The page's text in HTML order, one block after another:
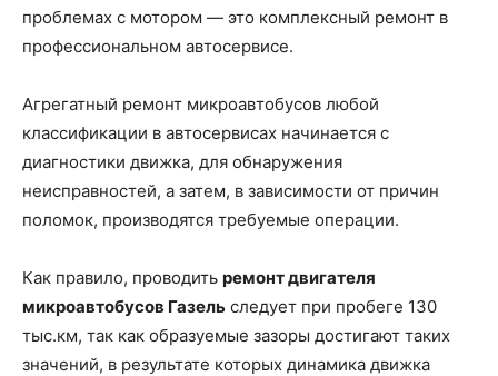
проблемах с мотором — это комплексный ремонт в
профессиональном автосервисе.
Агрегатный ремонт микроавтобусов любой
классификации в автосервисах начинается с
диагностики движка, для обнаружения
неисправностей, а затем, в зависимости от причин
поломок, производятся требуемые операции.
Как правило, проводить ремонт двигателя
микроавтобусов Газель следует при пробеге 130
тыс.км, так как образуемые зазоры достигают таких
значений, в результате которых динамика движка